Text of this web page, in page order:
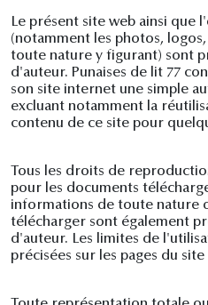
Le présent site web ainsi que
(notamment les photos,
toute nature y figurant) sont
d'auteur. Punaises de lit 77
son site internet une simple
excluant notamment la
contenu de ce site pour
Tous les droits de
pour les documents
informations de toute nature
télécharger sont également
d'auteur. Les limites de
précisées sur les pages du